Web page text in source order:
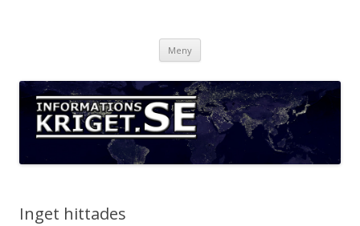
Meny
Inget hittades